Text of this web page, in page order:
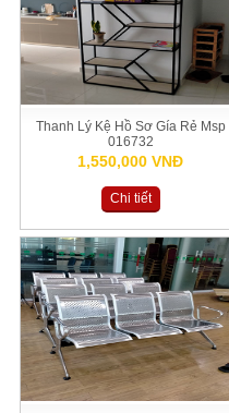
Thanh Lý Kệ Hồ Sơ Gía Rẻ Msp
016732
1,550,000 VNĐ
Chi tiết